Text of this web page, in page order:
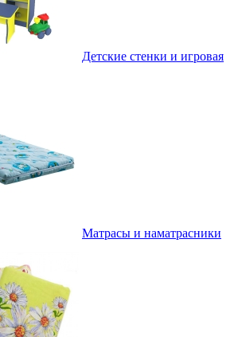
Детские стенки и игровая
Матрасы и наматрасники